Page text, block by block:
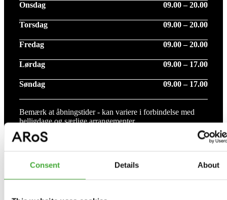
Consent Details About
Onsdag 09.00 – 20.00
Torsdag 09.00 – 20.00
Fredag 09.00 – 20.00
Lørdag 09.00 – 17.00
Søndag 09.00 – 17.00
Bemærk at åbningstider - kan variere i forbindelse med
helligdage og særlige arrangementer.
Se flere åbningstider